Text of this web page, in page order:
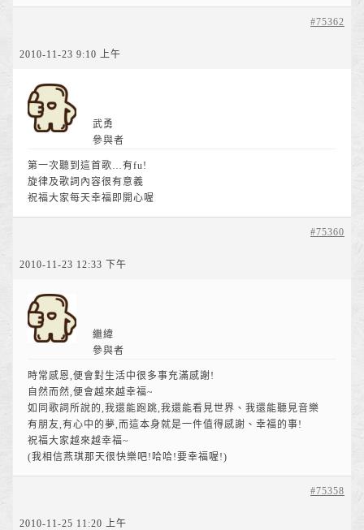
2010-11-23 9:10 上午
#75362
武勇
參與者
第一次聽到這首歌…有fu!
旋律及歌詞內容很有意義
祝福大家每天幸福即開心喔
2010-11-23 12:33 下午
#75360
繼緯
參與者
時常感恩,便會對生活中很多事充滿感謝!
自然而然,便會越來越幸福~
如同歌詞所說的,我還能跑跳,我還能看見世界、我還能聽見音樂
有朋友,有心中的夢,而這本身就是一件值得感謝、幸福的事!
祝福大家越來越幸福~
(我相信燕琪那天很快樂吧!哈哈!要幸福喔!)
2010-11-25 11:20 上午
#75358